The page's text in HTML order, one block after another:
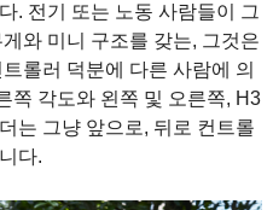
. 전기 또는 노동 사람들이 그
와 미니 구조를 갖는, 그것은
롤러 덕분에 다른 사람에 의
쪽 각도와 왼쪽 및 오른쪽, H3
는 그냥 앞으로, 뒤로 컨트롤
다.